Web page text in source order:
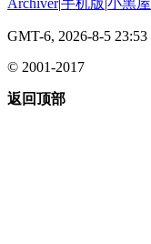
GMT-6, 2026-8-5 23:53
© 2001-2017
返回顶部